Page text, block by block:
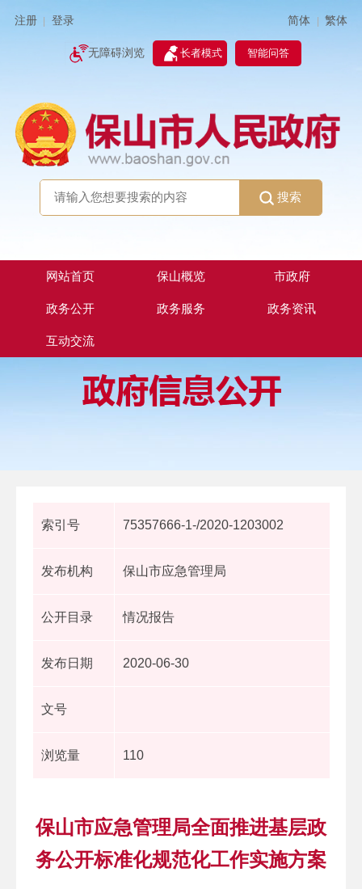
注册 登录 简体 | 繁体
无障碍浏览 长者模式 智能问答
搜索
网站首页 保山概览 市政府
政务公开 政务服务 政务资讯
互动交流
索引号 75357666-1-/2020-1203002
发布机构 保山市应急管理局
公开目录 情况报告
发布日期 2020-06-30
文号
浏览量 110
保山市应急管理局全面推进基层政
务公开标准化规范化工作实施方案